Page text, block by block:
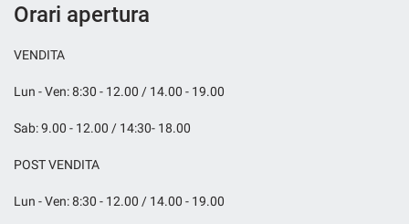
Orari apertura
VENDITA
Lun - Ven: 8:30 - 12.00 / 14.00 - 19.00
Sab: 9.00 - 12.00 / 14:30- 18.00
POST VENDITA
Lun - Ven: 8:30 - 12.00 / 14.00 - 19.00